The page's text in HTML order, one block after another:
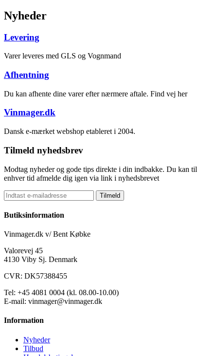
Nyheder
Levering
Varer leveres med GLS og Vognmand
Afhentning
Du kan afhente dine varer efter nærmere aftale. Find vej her
Vinmager.dk
Dansk e-mærket webshop etableret i 2004.
Tilmeld nyhedsbrev
Modtag nyheder og gode tips direkte i din indbakke. Du kan til
enhver tid afmelde dig igen via link i nyhedsbrevet
Tilmeld
Butiksinformation
Vinmager.dk v/ Bent Købke
Valorevej 45
4130 Viby Sj. Denmark
CVR: DK57388455
Tel: +45 4081 0004 (kl. 08.00-10.00)
E-mail: vinmager@vinmager.dk
Information
Nyheder
Tilbud